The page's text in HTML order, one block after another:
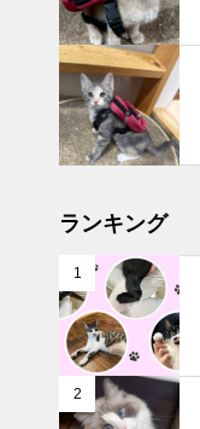
ランキング
1
2